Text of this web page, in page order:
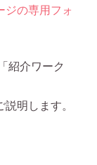
ジの専用フォ
紹介ワーク
明します。